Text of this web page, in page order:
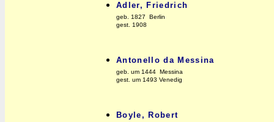
Adler, Friedrich
geb. 1827 Berlin
gest. 1908
Antonello da Messina
geb. um 1444 Messina
gest. um 1493 Venedig
Boyle, Robert